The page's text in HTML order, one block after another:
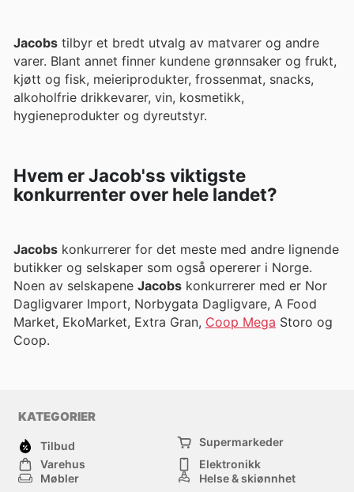
Jacobs tilbyr et bredt utvalg av matvarer og andre
varer. Blant annet finner kundene grønnsaker og frukt,
kjøtt og fisk, meieriprodukter, frossenmat, snacks,
alkoholfrie drikkevarer, vin, kosmetikk,
hygieneprodukter og dyreutstyr.
Hvem er Jacob'ss viktigste
konkurrenter over hele landet?
Jacobs konkurrerer for det meste med andre lignende
butikker og selskaper som også opererer i Norge.
Noen av selskapene Jacobs konkurrerer med er Nor
Dagligvarer Import, Norbygata Dagligvare, A Food
Market, EkoMarket, Extra Gran, Coop Mega Storo og
Coop.
KATEGORIER
Tilbud
Supermarkeder
Varehus
Elektronikk
Møbler
Helse & skjønnhet